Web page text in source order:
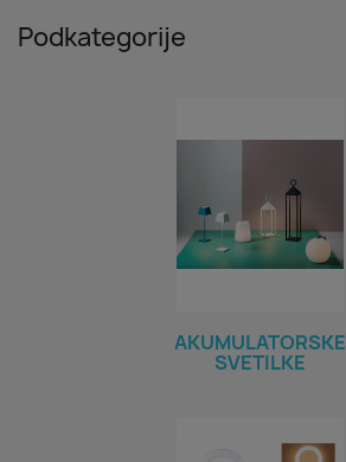
Podkategorije
AKUMULATORSKE
SVETILKE